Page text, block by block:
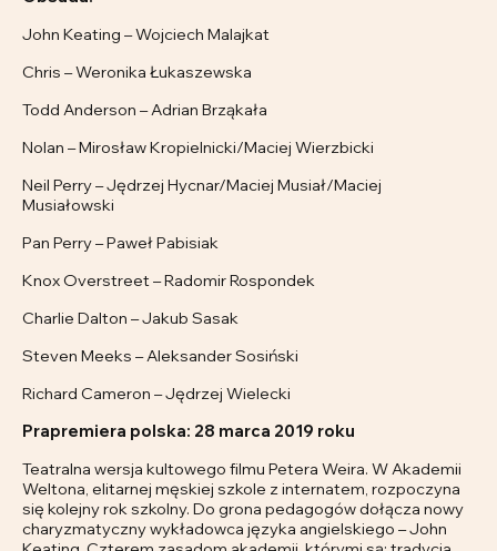
John Keating – Wojciech Malajkat
Chris – Weronika Łukaszewska
Todd Anderson – Adrian Brząkała
Nolan – Mirosław Kropielnicki/Maciej Wierzbicki
Neil Perry – Jędrzej Hycnar/Maciej Musiał/Maciej
Musiałowski
Pan Perry – Paweł Pabisiak
Knox Overstreet – Radomir Rospondek
Charlie Dalton – Jakub Sasak
Steven Meeks – Aleksander Sosiński
Richard Cameron – Jędrzej Wielecki
Prapremiera polska: 28 marca 2019 roku
Teatralna wersja kultowego filmu Petera Weira. W Akademii
Weltona, elitarnej męskiej szkole z internatem, rozpoczyna
się kolejny rok szkolny. Do grona pedagogów dołącza nowy
charyzmatyczny wykładowca języka angielskiego – John